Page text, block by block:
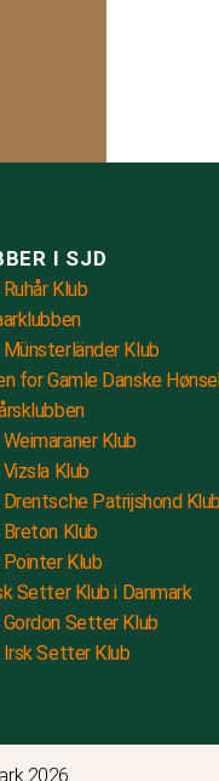
I SJD
Klub
Münsterländer Klub
for Gamle Danske
Weimaraner Klub
Vizsla Klub
Drentsche Patrijshond Klub
Breton Klub
Pointer Klub
Setter Klub i Danmark
Gordon Setter Klub
Irsk Setter Klub
2026